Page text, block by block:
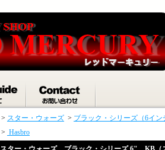
> スター・ウォーズ > ブラック・シリーズ（6イン
> Hasbro